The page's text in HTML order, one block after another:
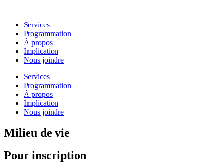
Services
Programmation
À propos
Implication
Nous joindre
Services
Programmation
À propos
Implication
Nous joindre
Milieu de vie
Pour inscription